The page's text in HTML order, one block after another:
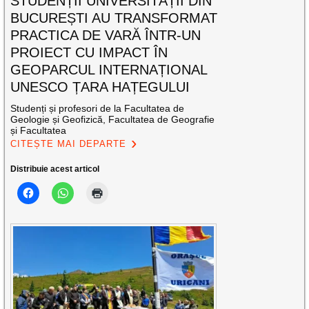
BUCUREȘTI AU TRANSFORMAT
PRACTICA DE VARĂ ÎNTR-UN
PROIECT CU IMPACT ÎN
GEOPARCUL INTERNAȚIONAL
UNESCO ȚARA HAȚEGULUI
Studenți și profesori de la Facultatea de
Geologie și Geofizică, Facultatea de Geografie
și Facultatea
CITEȘTE MAI DEPARTE
Distribuie acest articol